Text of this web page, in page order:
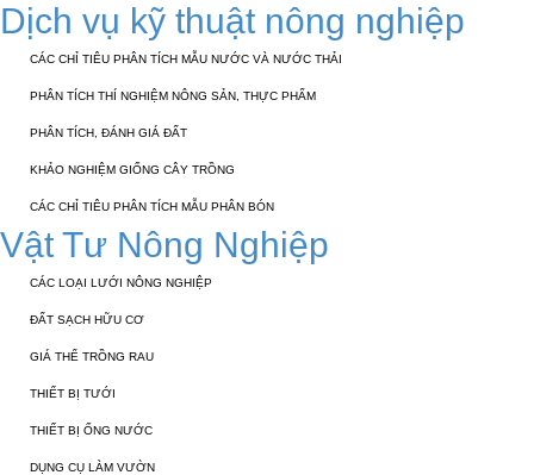
Dịch vụ kỹ thuật nông nghiệp
CÁC CHỈ TIÊU PHÂN TÍCH MẪU NƯỚC VÀ NƯỚC THẢI
PHÂN TÍCH THÍ NGHIỆM NÔNG SẢN, THỰC PHẨM
PHÂN TÍCH, ĐÁNH GIÁ ĐẤT
KHẢO NGHIỆM GIỐNG CÂY TRỒNG
CÁC CHỈ TIÊU PHÂN TÍCH MẪU PHÂN BÓN
Vật Tư Nông Nghiệp
CÁC LOẠI LƯỚI NÔNG NGHIỆP
ĐẤT SẠCH HỮU CƠ
GIÁ THỂ TRỒNG RAU
THIẾT BỊ TƯỚI
THIẾT BỊ ỐNG NƯỚC
DỤNG CỤ LÀM VƯỜN